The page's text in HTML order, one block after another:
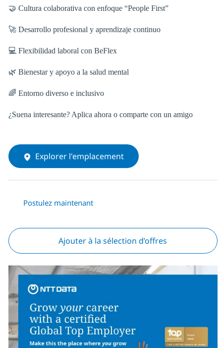
🤝 Cultura colaborativa con enfoque “People First”
🚀 Desarrollo profesional y aprendizaje continuo
💻 Flexibilidad laboral con BeFlex
🌿 Bienestar y apoyo a la salud mental
🌈 Entorno diverso e inclusivo
¿Suena interesante? Aplica ahora o comparte con un amigo
Explorer l'emplacement
Postulez maintenant
Ajouter à la sélection d’offres